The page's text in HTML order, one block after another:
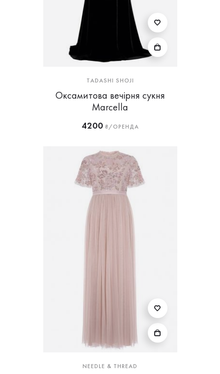
TADASHI SHOJI
Оксамитова вечірня сукня
Marcella
4200₴/ОРЕНДА
NEEDLE & THREAD